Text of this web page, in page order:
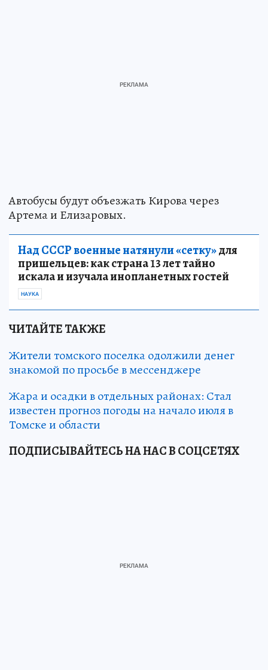
Автобусы будут объезжать Кирова через
Артема и Елизаровых.
Над СССР военные натянули «сетку»для
пришельцев: как страна 13 лет тайно
искала и изучала инопланетных гостей
НАУКА
ЧИТАЙТЕ ТАКЖЕ
Жители томского поселка одолжили денег
знакомой по просьбе в мессенджере
Жара и осадки в отдельных районах: Стал
известен прогноз погоды на начало июля в
Томске и области
ПОДПИСЫВАЙТЕСЬ НА НАС В СОЦСЕТЯХ